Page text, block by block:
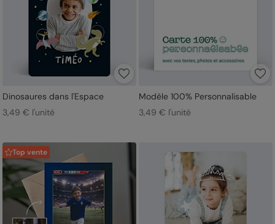
Dinosaures dans l'Espace
3,49 € l'unité
Modèle 100% Personnalisable
3,49 € l'unité
Top vente